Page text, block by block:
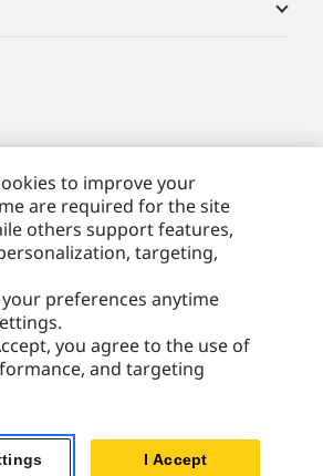
Wszelkie prawa zastrzeżone.
to improve your
are required for the site
others support features,
targeting,
preferences anytime
you agree to the use of
and targeting
I Accept